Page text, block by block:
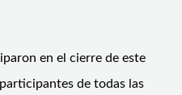
en el cierre de este
de todas las